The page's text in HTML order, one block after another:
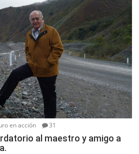
en acción 31
al maestro y amigo a